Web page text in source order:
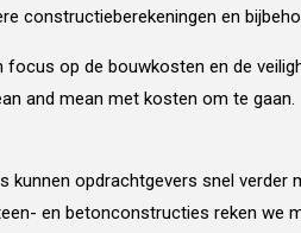
constructieberekeningen en
op de bouwkosten en de
and mean met kosten om te gaan.
kunnen opdrachtgevers snel
en betonconstructies reken